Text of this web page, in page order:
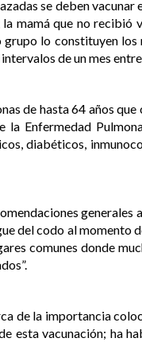
se deben vacunar
mamá que no recibió
lo constituyen los
de un mes entre
de hasta 64 años
la Enfermedad
diabéticos,
generales
del codo al momento
comunes donde
de la importancia
esta vacunación; ha